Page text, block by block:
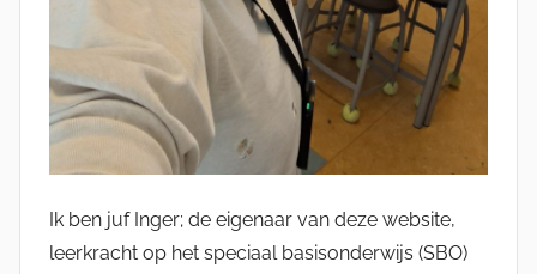
Ik ben juf Inger; de eigenaar van deze website,
leerkracht op het speciaal basisonderwijs (SBO)